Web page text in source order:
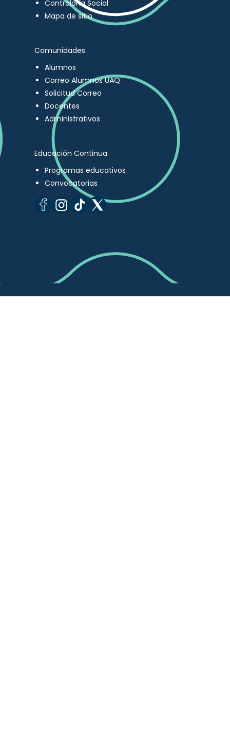
Contraloría Social
Mapa de sitio
Comunidades
Alumnos
Correo Alumnos UAQ
Solicitud Correo
Docentes
Administrativos
Educación Continua
Programas educativos
Convocatorias